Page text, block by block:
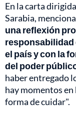
En la carta
Sarabia,
una reflexión
responsabilidad
el país y con la
del poder
haber entregado
hay momentos
forma de cuidar".